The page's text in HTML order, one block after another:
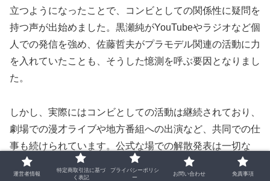
立つようになったことで、コンビとしての関係性に疑問を
持つ声が出始めました。黒瀬純がYouTubeやラジオなど個
人での発信を強め、佐藤哲夫がプラモデル関連の活動に力
を入れていたことも、そうした憶測を呼ぶ要因となりまし
た。
しかし、実際にはコンビとしての活動は継続されており、
劇場での漫才ライブや地方番組への出演など、共同での仕
事も続けられています。公式な場での解散発表は一切な
く、現在も吉本興業に所属するコンビとして登録されてい
運営者情報
特定商取引法に基づ
く表記
プライバシーポリシ
ー
お問い合わせ 免責事項